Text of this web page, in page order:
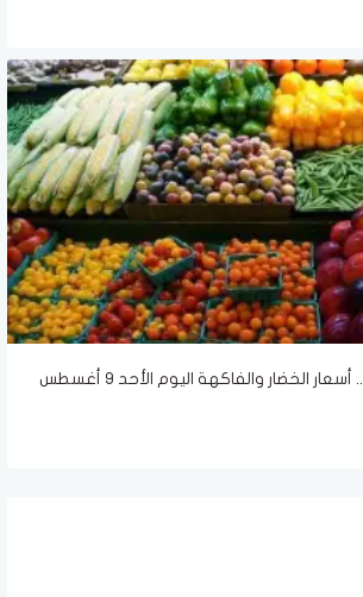
الطماطم بـ10 جنيهات.. أسعار الخضار والفاكهة اليوم الأحد 9 أغسطس